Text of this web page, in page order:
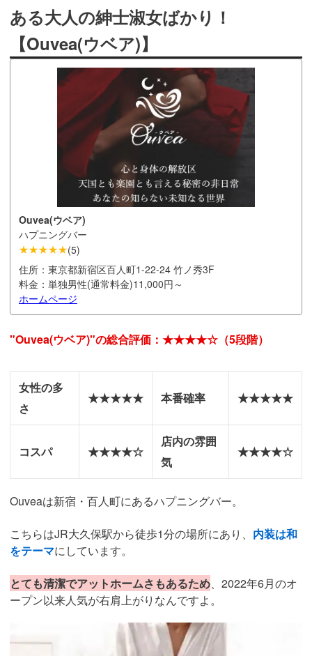
ある大人の紳士淑女ばかり！
【Ouvea(ウベア)】
Ouvea(ウベア)
ハプニングバー
★★★★★(5)
住所： 東京都新宿区百人町1-22-24 竹ノ秀3F
料金： 単独男性(通常料金)11,000円～
ホームページ
"Ouvea(ウベア)"の総合評価：★★★★☆（5段階）
女性の多
さ
★★★★★ 本番確率 ★★★★★
コスパ ★★★★☆
店内の雰囲
気
★★★★☆
Ouveaは新宿・百人町にあるハプニングバー。
こちらはJR大久保駅から徒歩1分の場所にあり、 内装は和
をテーマにしています。
とても清潔でアットホームさもあるため、2022年6月のオ
ープン以来人気が右肩上がりなんですよ。